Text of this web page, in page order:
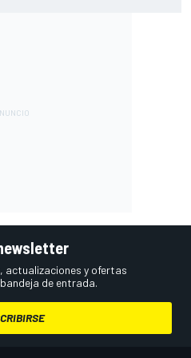
actualizaciones y ofertas
de entrada.